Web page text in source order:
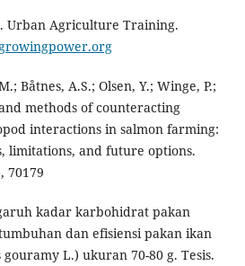
Urban Agriculture Training.
Båtnes, A.S.; Olsen, Y.; Winge, P.;
methods of counteracting
interactions in salmon farming:
limitations, and future options.
70179
kadar karbohidrat pakan
dan efisiensi pakan ikan
L.) ukuran 70-80 g. Tesis.